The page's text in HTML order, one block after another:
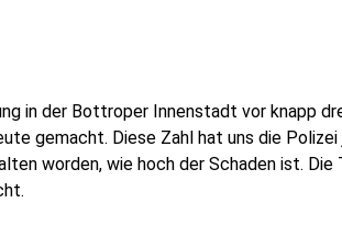
in der Bottroper Innenstadt vor knapp
gemacht. Diese Zahl hat uns die
worden, wie hoch der Schaden ist. Die